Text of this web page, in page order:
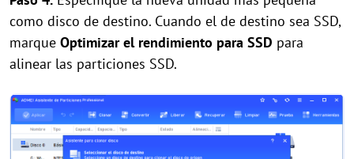
como disco de destino. Cuando el de destino sea SSD,
marque Optimizar el rendimiento para SSD para
alinear las particiones SSD.